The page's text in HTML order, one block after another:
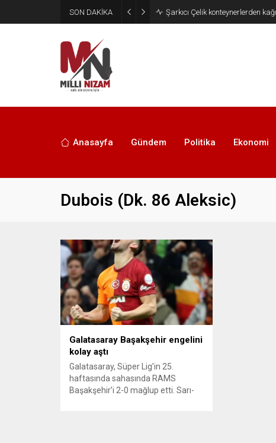
SON DAKİKA İran 2 ülkeyi birden vurdu
Anasayfa Gündem Politika Ekonomi
Dubois (Dk. 86 Aleksic)
Galatasaray Başakşehir engelini
kolay aştı
Galatasaray, Süper Lig’in 25.
haftasında sahasında RAMS
Başakşehir’i 2-0 mağlup etti. Sarı-